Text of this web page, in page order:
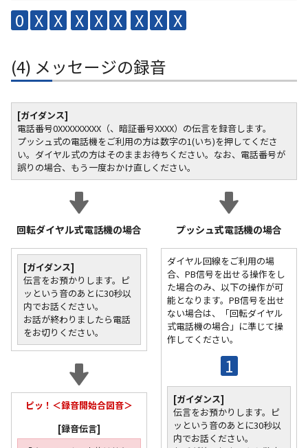
0 X X X X X X X X
(4) メッセージの録音
[ガイダンス]
電話番号0XXXXXXXXX（、暗証番号XXXX）の伝言を録音します。
プッシュ式の電話機をご利用の方は数字の1(いち)を押してくださ
い。ダイヤル式の方はそのままお待ちください。なお、電話番号が
誤りの場合、もう一度おかけ直しください。
回転ダイヤル式電話機の場合
[ガイダンス]
伝言をお預かりします。ピ
ッという音のあとに30秒以
内でお話ください。
お話が終わりましたら電話
をお切りください。
ピッ！＜録音開始合図音＞
[録音伝言]
プッシュ式電話機の場合
ダイヤル回線をご利用の場
合、PB信号を出せる操作をし
た場合のみ、以下の操作が可
能となります。PB信号を出せ
ない場合は、「回転ダイヤル
式電話機の場合」に準じて操
作してください。
1
[ガイダンス]
伝言をお預かりします。ピ
ッという音のあとに30秒以
内でお話ください。